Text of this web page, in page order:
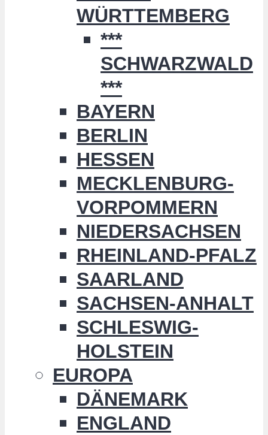
WÜRTTEMBERG
***
SCHWARZWALD
***
BAYERN
BERLIN
HESSEN
MECKLENBURG-
VORPOMMERN
NIEDERSACHSEN
RHEINLAND-PFALZ
SAARLAND
SACHSEN-ANHALT
SCHLESWIG-
HOLSTEIN
EUROPA
DÄNEMARK
ENGLAND